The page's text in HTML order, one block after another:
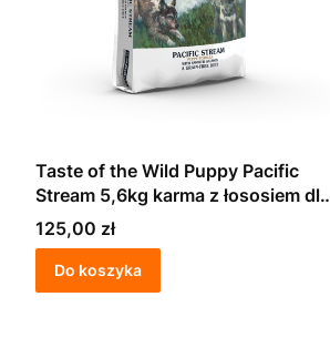
Taste of the Wild Puppy Pacific
Stream 5,6kg karma z łososiem dla
szczeniąt
Cena
125,00 zł
Do koszyka